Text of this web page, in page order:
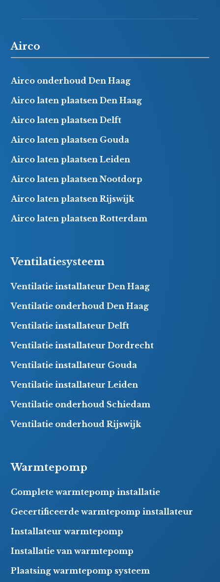
Airco
Airco onderhoud Den Haag
Airco laten plaatsen Den Haag
Airco laten plaatsen Delft
Airco laten plaatsen Gouda
Airco laten plaatsen Leiden
Airco laten plaatsen Nootdorp
Airco laten plaatsen Rijswijk
Airco laten plaatsen Rotterdam
Ventilatiesysteem
Ventilatie installateur Den Haag
Ventilatie onderhoud Den Haag
Ventilatie installateur Delft
Ventilatie installateur Dordrecht
Ventilatie installateur Gouda
Ventilatie installateur Leiden
Ventilatie onderhoud Schiedam
Ventilatie onderhoud Rijswijk
Warmtepomp
Complete warmtepomp installatie
Gecertificeerde warmtepomp installateur
Installateur warmtepomp
Installatie van warmtepomp
Plaatsing warmtepomp systeem